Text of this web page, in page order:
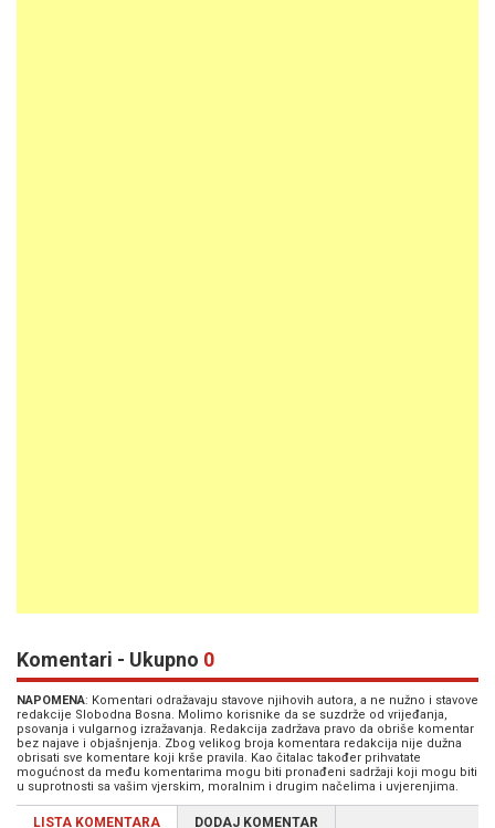
Komentari - Ukupno 0
NAPOMENA: Komentari odražavaju stavove njihovih autora, a ne nužno i stavove
redakcije Slobodna Bosna. Molimo korisnike da se suzdrže od vrijeđanja,
psovanja i vulgarnog izražavanja. Redakcija zadržava pravo da obriše komentar
bez najave i objašnjenja. Zbog velikog broja komentara redakcija nije dužna
obrisati sve komentare koji krše pravila. Kao čitalac također prihvatate
mogućnost da među komentarima mogu biti pronađeni sadržaji koji mogu biti
u suprotnosti sa vašim vjerskim, moralnim i drugim načelima i uvjerenjima.
LISTA KOMENTARA DODAJ KOMENTAR